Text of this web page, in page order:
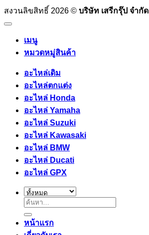
สงวนลิขสิทธิ์ 2026 © บริษัท เสรีกรุ๊ป จำกัด
เมนู
หมวดหมู่สินค้า
อะไหล่เดิม
อะไหล่ตกแต่ง
อะไหล่ Honda
อะไหล่ Yamaha
อะไหล่ Suzuki
อะไหล่ Kawasaki
อะไหล่ BMW
อะไหล่ Ducati
อะไหล่ GPX
ค้นหา:
หน้าแรก